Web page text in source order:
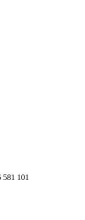
581 101